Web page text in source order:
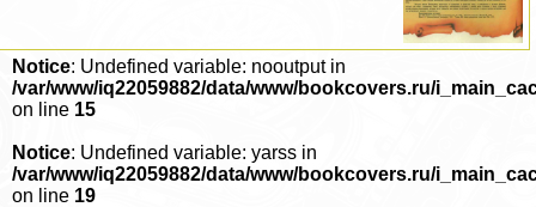
Notice: Undefined variable: nooutput in
/var/www/iq22059882/data/www/bookcovers.ru/
on line 15
Notice: Undefined variable: yarss in
/var/www/iq22059882/data/www/bookcovers.ru/
on line 19